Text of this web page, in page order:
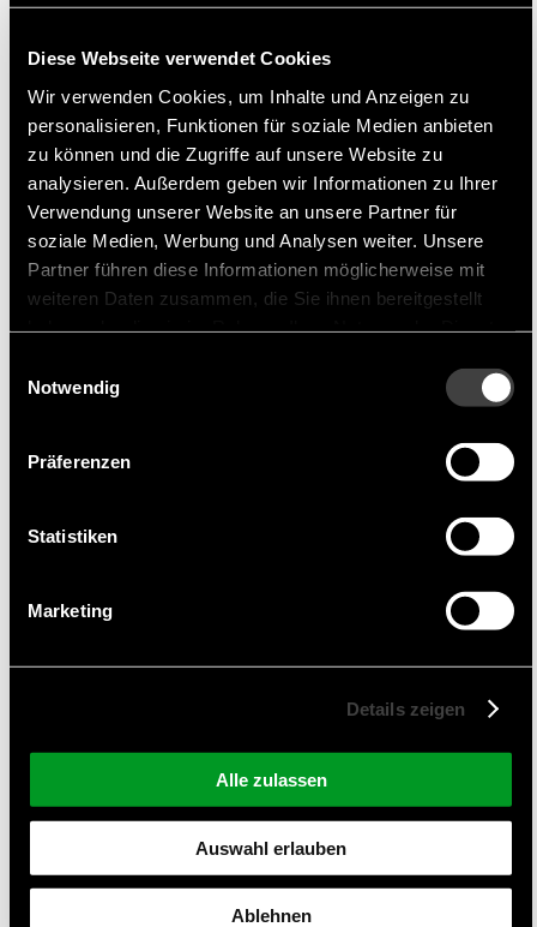
Diese Webseite verwendet Cookies
Wir verwenden Cookies, um Inhalte und Anzeigen zu
personalisieren, Funktionen für soziale Medien anbieten
zu können und die Zugriffe auf unsere Website zu
analysieren. Außerdem geben wir Informationen zu Ihrer
Verwendung unserer Website an unsere Partner für
soziale Medien, Werbung und Analysen weiter. Unsere
Partner führen diese Informationen möglicherweise mit
weiteren Daten zusammen, die Sie ihnen bereitgestellt
Notwendig
Präferenzen
Statistiken
Marketing
Details zeigen
Alle zulassen
Auswahl erlauben
Ablehnen
Kommunikation mit dem Kunden steht bei
SEMITEC an erster Stelle. Sie bieten auch
maßgeschneiderte Produkte an, um den
unterschiedlichen Anforderungen der Kunden
gerecht zu werden.
Produktportfolio
SEMITEC bietet eine breite Pallette an Standard-
Leistungsthermistoren, Infrarotsensoren,
Überspannungsabsorber, Varistoren und
Medizinische Geräre
Zertifizierungen und Qualitätsmanagement
ISO 9001:2015